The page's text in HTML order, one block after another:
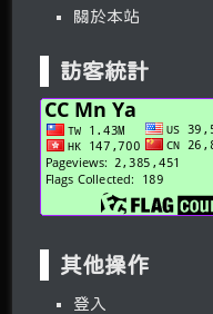
關於本站
訪客統計
其他操作
登入